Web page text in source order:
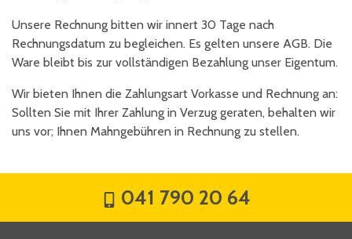
Unsere Rechnung bitten wir innert 30 Tage nach
Rechnungsdatum zu begleichen. Es gelten unsere AGB. Die
Ware bleibt bis zur vollständigen Bezahlung unser Eigentum.
Wir bieten Ihnen die Zahlungsart Vorkasse und Rechnung an:
Sollten Sie mit Ihrer Zahlung in Verzug geraten, behalten wir
uns vor; Ihnen Mahngebühren in Rechnung zu stellen.
041 790 20 64